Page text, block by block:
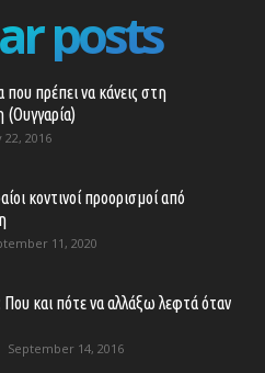
posts
που πρέπει να κάνεις στη
22, 2016
κοντινοί προορισμοί από
11, 2020
Που και πότε να αλλάξω λεφτά όταν
September 14, 2016